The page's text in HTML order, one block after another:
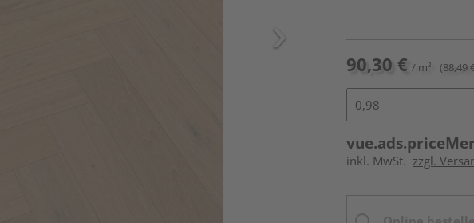
90,30 € / m² (88,49
inkl. MwSt. zzgl.